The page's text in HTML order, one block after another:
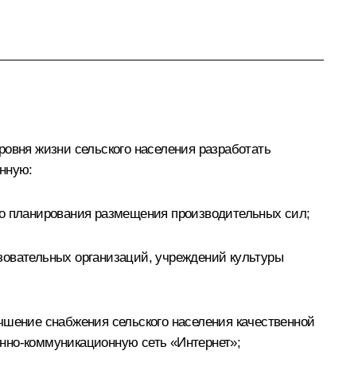
жизни сельского населения разработать
планирования размещения производительных сил;
организаций, учреждений культуры
снабжения сельского населения качественной
коммуникационную сеть «Интернет»;